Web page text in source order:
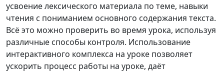
усвоение лексического материала по теме, навыки
чтения с пониманием основного содержания текста.
Всё это можно проверить во время урока, используя
различные способы контроля. Использование
интерактивного комплекса на уроке позволяет
ускорить процесс работы на уроке, даёт